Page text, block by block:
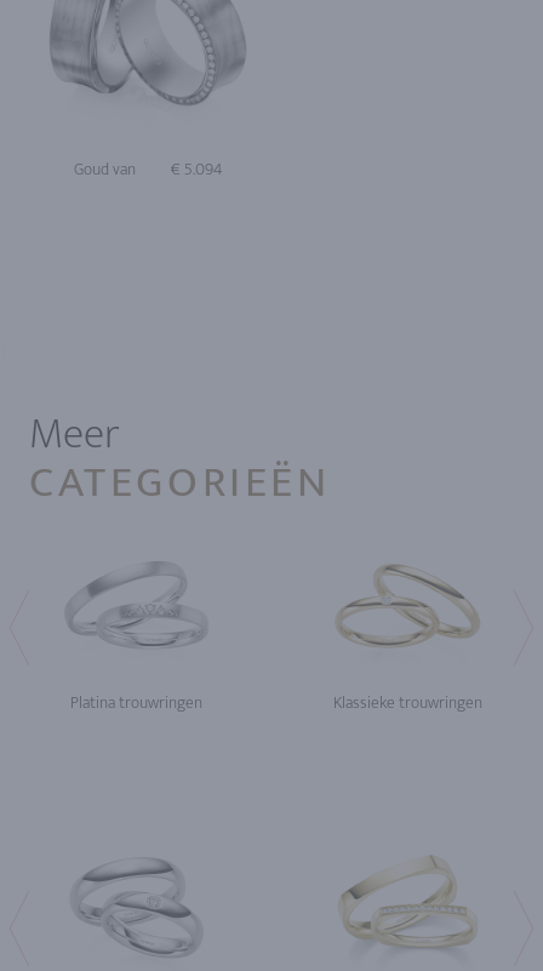
Goud van € 5.094
Meer
CATEGORIEËN
Platina trouwringen Klassieke trouwringen